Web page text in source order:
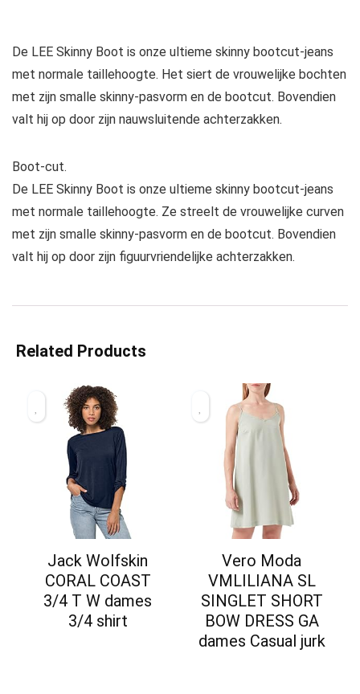
De LEE Skinny Boot is onze ultieme skinny bootcut-jeans
met normale taillehoogte. Het siert de vrouwelijke bochten
met zijn smalle skinny-pasvorm en de bootcut. Bovendien
valt hij op door zijn nauwsluitende achterzakken.
Boot-cut.
De LEE Skinny Boot is onze ultieme skinny bootcut-jeans
met normale taillehoogte. Ze streelt de vrouwelijke curven
met zijn smalle skinny-pasvorm en de bootcut. Bovendien
valt hij op door zijn figuurvriendelijke achterzakken.
Related Products
Jack Wolfskin
CORAL COAST
3/4 T W dames
3/4 shirt
Vero Moda
VMLILIANA SL
SINGLET SHORT
BOW DRESS GA
dames Casual jurk